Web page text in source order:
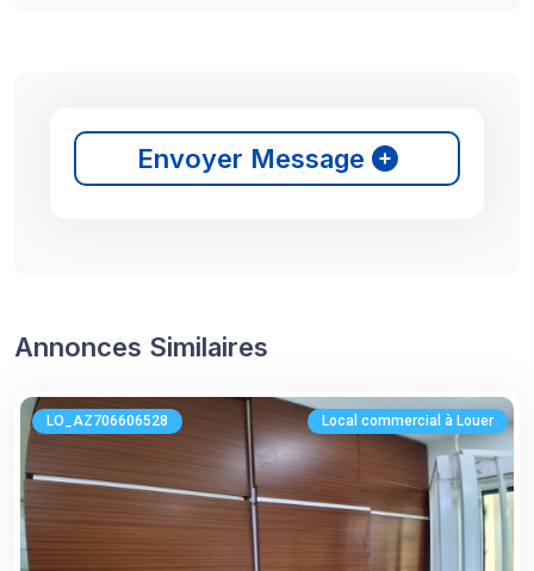
Envoyer Message
Annonces Similaires
LO_AZ706606528 Local commercial à Louer